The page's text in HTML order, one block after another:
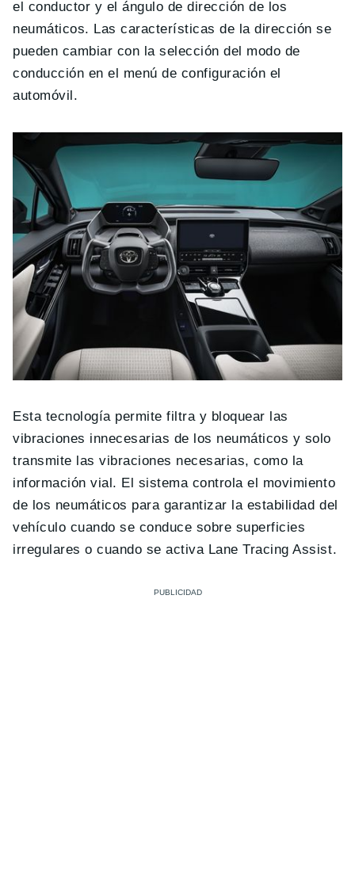
el conductor y el ángulo de dirección de los
neumáticos. Las características de la dirección se
pueden cambiar con la selección del modo de
conducción en el menú de configuración el
automóvil.
Esta tecnología permite filtra y bloquear las
vibraciones innecesarias de los neumáticos y solo
transmite las vibraciones necesarias, como la
información vial. El sistema controla el movimiento
de los neumáticos para garantizar la estabilidad del
vehículo cuando se conduce sobre superficies
irregulares o cuando se activa Lane Tracing Assist.